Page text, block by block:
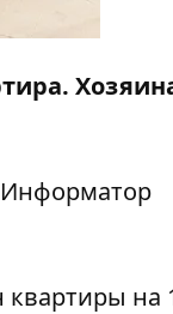
Информатор
на